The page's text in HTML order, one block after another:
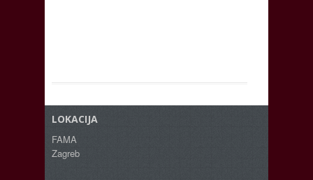
LOKACIJA
FAMA
Zagreb